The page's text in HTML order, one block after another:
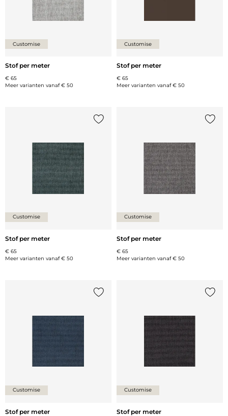
Customise
Stof per meter
€ 65
Meer varianten vanaf€ 50
Customise
Stof per meter
€ 65
Meer varianten vanaf€ 50
Customise
Stof per meter
€ 65
Meer varianten vanaf€ 50
Customise
Stof per meter
€ 65
Meer varianten vanaf€ 50
Customise
Stof per meter
Customise
Stof per meter